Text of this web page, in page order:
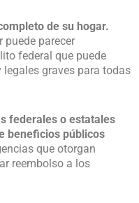
de su hogar.
puede parecer
federal que puede
graves para todas
federales o estatales
beneficios públicos
que otorgan
reembolso a los